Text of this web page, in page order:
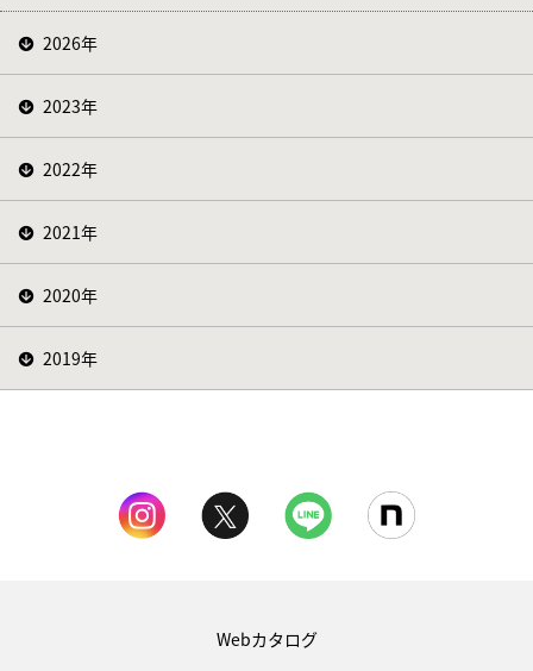
2026年
2023年
2022年
2021年
2020年
2019年
Webカタログ